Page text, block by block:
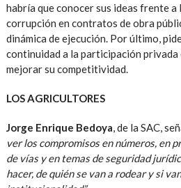
habría que conocer sus ideas frente a
corrupción en contratos de obra
dinámica de ejecución. Por último,
continuidad a la participación privada
mejorar su competitividad.
LOS AGRICULTORES
Jorge Enrique Bedoya, de la SAC,
ver los compromisos en números, en
de vías y en temas de seguridad
hacer, de quién se van a rodear y si